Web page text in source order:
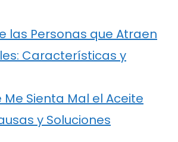
las Personas que Atraen
Características y
Me Sienta Mal el Aceite
y Soluciones